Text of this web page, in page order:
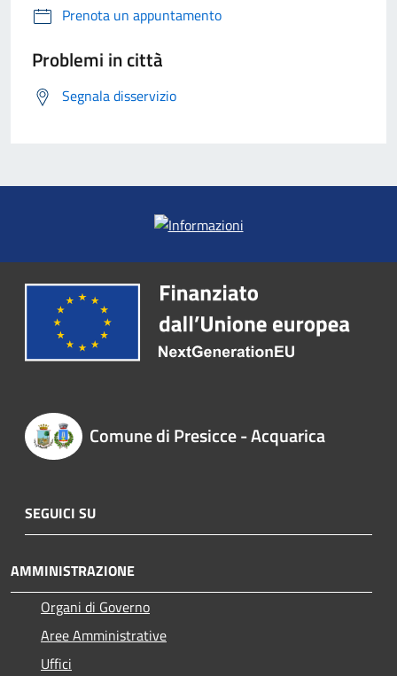
Prenota un appuntamento
Problemi in città
Segnala disservizio
Comune di Presicce - Acquarica
SEGUICI SU
AMMINISTRAZIONE
Organi di Governo
Aree Amministrative
Uffici